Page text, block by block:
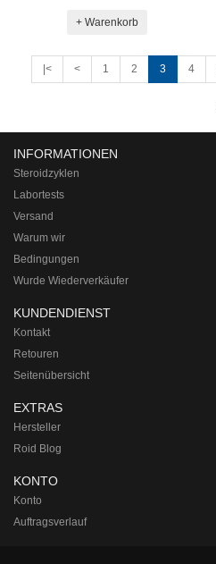
+ Warenkorb
|< < 1 2 3 4
INFORMATIONEN
Steroidzyklen
Labortests
Versand
Warum wir
Bedingungen
Wurde Wiederverkäufer
KUNDENDIENST
Kontakt
Retouren
Seitenübersicht
EXTRAS
Hersteller
Roid Blog
KONTO
Konto
Auftragsverlauf